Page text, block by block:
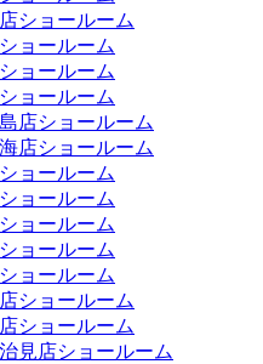
ショールーム
ョールーム
ョールーム
ョールーム
店ショールーム
店ショールーム
ョールーム
ョールーム
ョールーム
ョールーム
ョールーム
ショールーム
ショールーム
見店ショールーム